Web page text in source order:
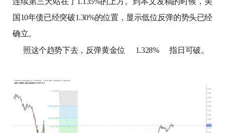
国10年债已经突破1.30%的位置，显示低位反弹的势头已经
确立。
照这个趋势下去，反弹黄金位
1.328% 指日可破。